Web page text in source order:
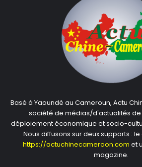
consolider leurs liens historiques et
d’une solidarité agissante face aux
d’industrialisation du continent et
changement climatique. La Chine et
décidées à cheminer ensemble
Source : CGTN Français
Basé à Yaoundé au Cameroun, Actu
société de médias/d'actualités
déploiement économique et socio-
Nous diffusons sur deux supports :
https://actuchinecameroon.com et
magazine.